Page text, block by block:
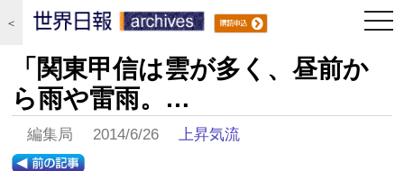
＜
「関東甲信は雲が多く、昼前か
ら雨や雷雨。…
編集局 2014/6/26上昇気流